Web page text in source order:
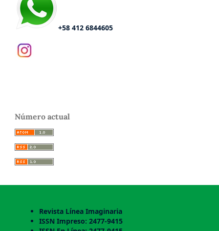
+58 412 6844605
Número actual
Revista Línea Imaginaria
ISSN Impreso: 2477-9415